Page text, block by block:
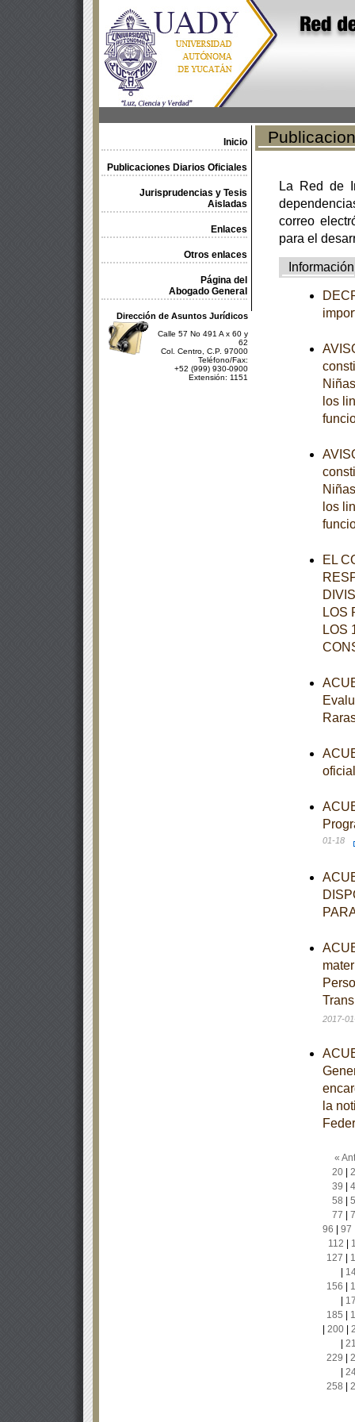
Inicio
Publicaciones Diarios Oficiales
Jurisprudencias y Tesis
Aisladas
Enlaces
Otros enlaces
Página del
Abogado General
Dirección de Asuntos Jurídicos
Calle 57 No 491 A x 60 y
62
Col. Centro, C.P. 97000
Teléfono/Fax:
+52 (999) 930-0900
Extensión: 1151
La Red de
correo
para el
Información
los
los
EL
LOS
LOS
01-18
2017-
la
«
20|
39
58
77
96
97
112
127
156
185
200|
229
258